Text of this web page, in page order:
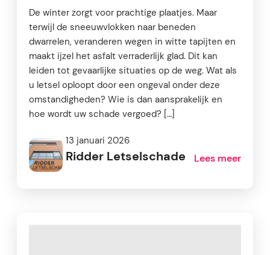
De winter zorgt voor prachtige plaatjes. Maar
terwijl de sneeuwvlokken naar beneden
dwarrelen, veranderen wegen in witte tapijten en
maakt ijzel het asfalt verraderlijk glad. Dit kan
leiden tot gevaarlijke situaties op de weg. Wat als
u letsel oploopt door een ongeval onder deze
omstandigheden? Wie is dan aansprakelijk en
hoe wordt uw schade vergoed? […]
13 januari 2026
Ridder Letselschade Lees meer